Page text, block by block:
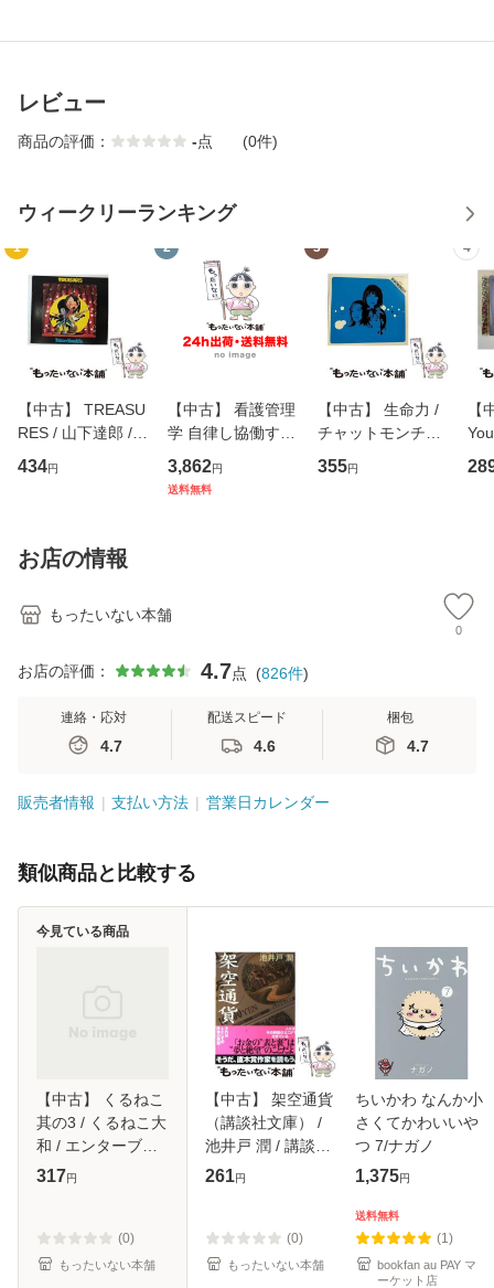
レビュー
商品の評価： -点 (0件)
ウィークリーランキング
1
【中古】 TREASU
RES / 山下達郎 /
イーストウエス
ト・ジャパン [CD]
434円
2
【中古】 看護管理
学 自律し協働する
専門職の看護マネ
ジメントスキル 改
3,862円
送料無料
3
【中古】 生命力 /
チャットモンチー /
キューンレコード
[CD]【メール便送
355円
4
【
のが
お店の情報
もったいない本舗
0
お店の評価： 4.7点 (826件)
連絡・応対
4.7
配送スピード
4.6
梱包
4.7
販売者情報 支払い方法 営業日カレンダー
類似商品と比較する
【中古】 くるねこ
其の3 / くるねこ大
和 / エンターブレ
イン [単行本（ソフ
317円
(0)
もったいない本舗
今見ている商品
【中古】 架空通貨
（講談社文庫） /
池井戸 潤 / 講談社
[文庫]【メール便送
261円
(0)
もったいない本舗
ちいかわ なんか小
さくてかわいいや
つ 7/ナガノ
1,375円
送料無料
(1)
bookfan au PAY マ
ーケット店